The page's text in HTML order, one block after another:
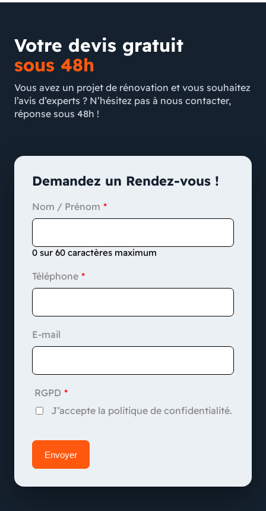
Votre devis gratuit
sous 48h
Vous avez un projet de rénovation et vous souhaitez
l’avis d’experts ? N’hésitez pas à nous contacter,
réponse sous 48h !
Demandez un Rendez-vous !
Nom / Prénom
0 sur 60 caractères maximum
Téléphone
E-mail
RGPD
J’accepte la politique de confidentialité.